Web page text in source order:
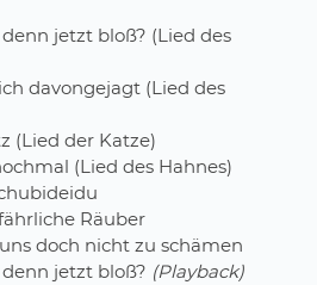
jetzt bloß? (Lied des
davongejagt (Lied des
(Lied der Katze)
(Lied des Hahnes)
Räuber
doch nicht zu schämen
jetzt bloß? (Playback)